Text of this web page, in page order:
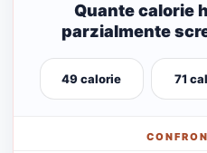
Quante calorie
parzialmente
49 calorie 71